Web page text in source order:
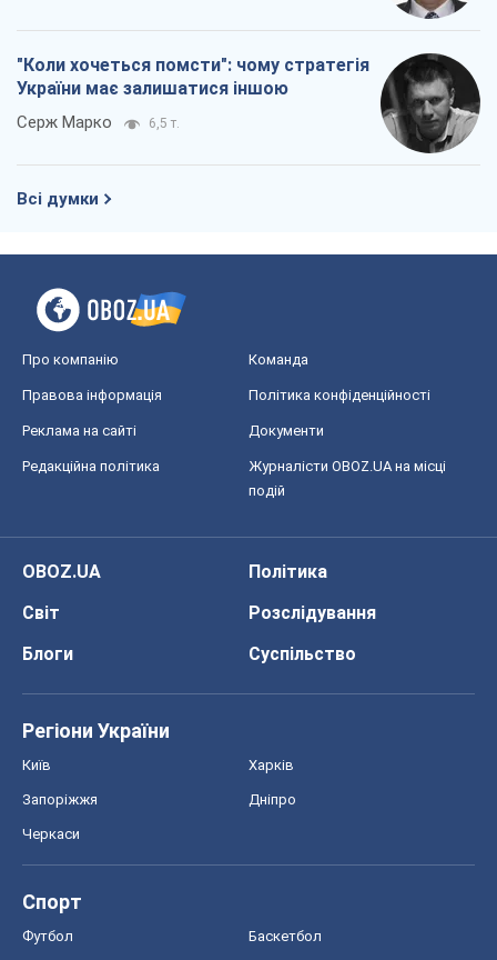
"Коли хочеться помсти": чому стратегія
України має залишатися іншою
Серж Марко 6,5 т.
Всі думки
Про компанію Команда
Правова інформація Політика конфіденційності
Реклама на сайті Документи
Редакційна політика
Журналісти OBOZ.UA на місці
подій
OBOZ.UA
Політика
Світ
Розслідування
Блоги
Суспільство
Регіони України
Київ Харків
Запоріжжя Дніпро
Черкаси
Спорт
Футбол Баскетбол